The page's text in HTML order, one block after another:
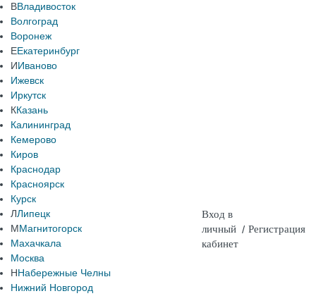
ВВладивосток
Волгоград
Воронеж
ЕЕкатеринбург
ИИваново
Ижевск
Иркутск
ККазань
Калининград
Кемерово
Киров
Краснодар
Красноярск
Курск
ЛЛипецк
ММагнитогорск
Махачкала
Москва
ННабережные Челны
Нижний Новгород
Вход в
личный
кабинет
/ Регистрация